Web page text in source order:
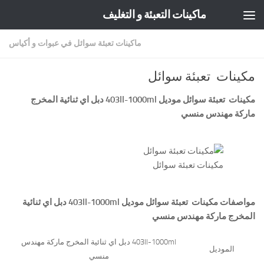
ماكينات التعبئة و التغليف
ماكينات تعبئة سوائل في عبوات و أكياس
مكينات تعبئة سوائل
مكينات تعبئة سوائل موديل 403II-1000mlدبل اي ثنائية المخرج
ماركة مهندس منسي
مكينات تعبئة سوائل
مواصفات مكينات تعبئة سوائل موديل 403II-1000mlدبل اي ثنائية
المخرج ماركة مهندس منسي
الموديل
403II-1000ml دبل اي ثنائية المخرج ماركة مهندس
منسي